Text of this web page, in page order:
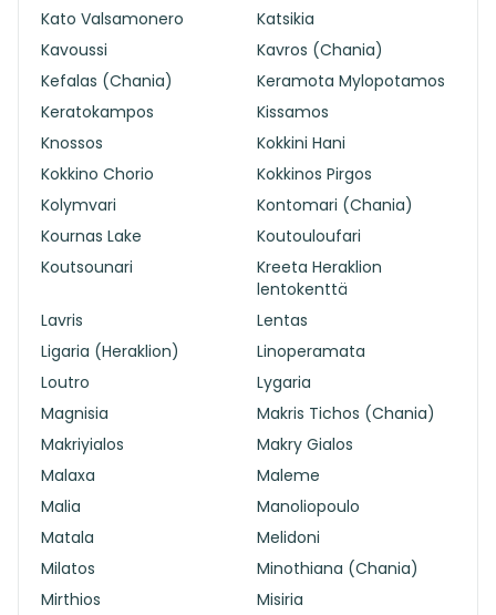
Kato Valsamonero
Katsikia
Kavoussi
Kavros (Chania)
Kefalas (Chania)
Keramota Mylopotamos
Keratokampos
Kissamos
Knossos
Kokkini Hani
Kokkino Chorio
Kokkinos Pirgos
Kolymvari
Kontomari (Chania)
Kournas Lake
Koutouloufari
Koutsounari
Kreeta Heraklion
lentokenttä
Lavris
Lentas
Ligaria (Heraklion)
Linoperamata
Loutro
Lygaria
Magnisia
Makris Tichos (Chania)
Makriyialos
Makry Gialos
Malaxa
Maleme
Malia
Manoliopoulo
Matala
Melidoni
Milatos
Minothiana (Chania)
Mirthios
Misiria